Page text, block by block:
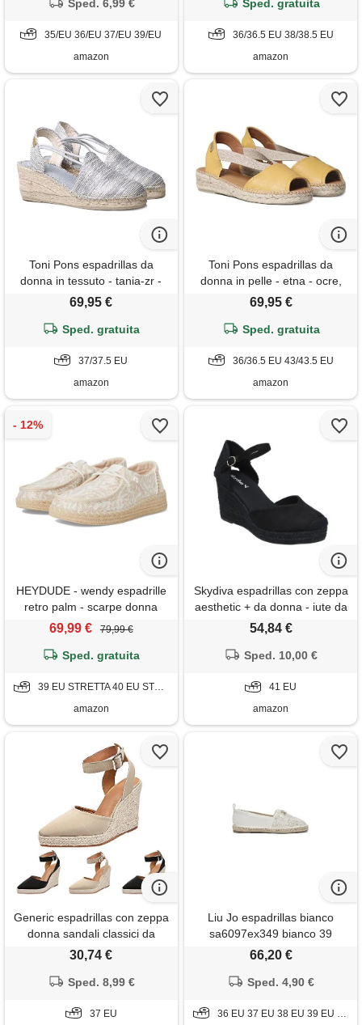
semplice sandali con tacco
raffinate sicure per cerimonie
e feste speciali
Sped. 6,99 €
35/EU 36/EU 37/EU 39/EU
amazon
Sped. gratuita
36/36.5 EU 38/38.5 EU
amazon
Toni Pons espadrillas da
donna in tessuto - tania-zr -
blu, 37 eu
69,95 €
Sped. gratuita
37/37.5 EU
amazon
Toni Pons espadrillas da
donna in pelle - etna - ocre,
36 eu
69,95 €
Sped. gratuita
36/36.5 EU 43/43.5 EU
amazon
HEYDUDE - wendy espadrille
retro palm - scarpe donna
slip-on sneakers - mocassini,
69,99 € 79,99 €
Sped. gratuita
39 EU STRETTA 40 EU STRETTA 41 EU STRETTA
amazon
Skydiva espadrillas con zeppa
aesthetic + da donna - iute da
sparto, con fibbia - espadrilles
eleganti e versatili, nero , 41
54,84 €
Sped. 10,00 €
41 EU
amazon
Generic espadrillas con zeppa
donna sandali classici da
donna con zeppa elegante
platform scarpe con tacco
eleganti con tacco casual
30,74 €
Sped. 8,99 €
37 EU
Liu Jo espadrillas bianco
sa6097ex349 bianco 39
66,20 €
Sped. 4,90 €
36 EU 37 EU 38 EU 39 EU 40 EU